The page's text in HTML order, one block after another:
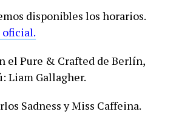
disponibles los horarios.
oficial.
el Pure & Crafted de Berlín,
Liam Gallagher.
Sadness y Miss Caffeina.